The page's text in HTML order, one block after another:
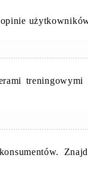
treningowymi